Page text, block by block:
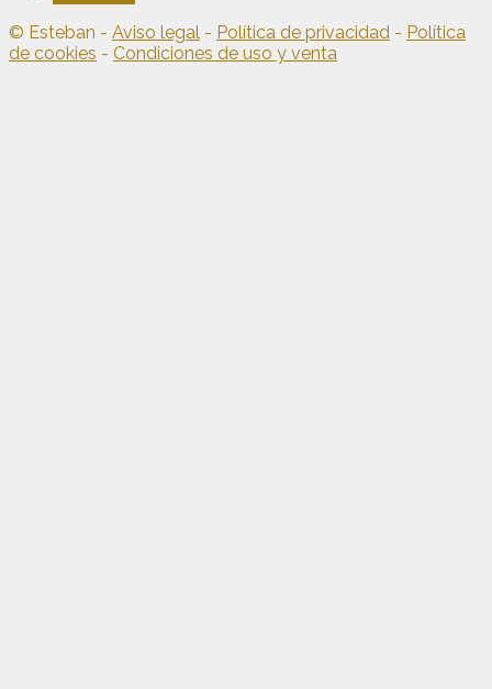
© Esteban - Aviso legal - Política de privacidad - Política
de cookies - Condiciones de uso y venta